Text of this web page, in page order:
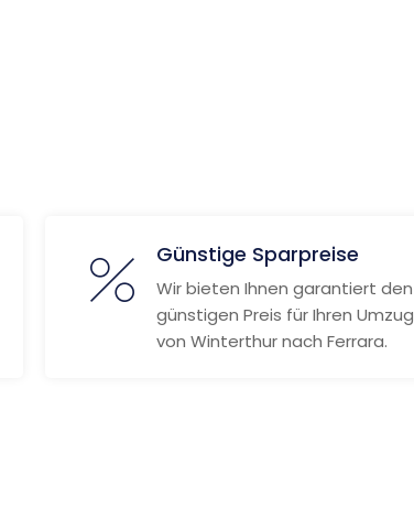
Günstige Sparpreise
Wir bieten Ihnen garantiert den
günstigen Preis für Ihren Umzug
von Winterthur nach Ferrara.